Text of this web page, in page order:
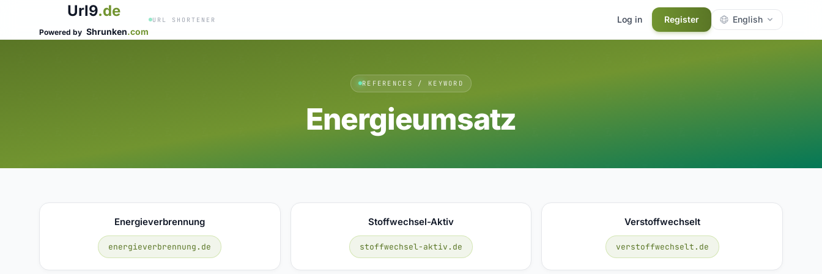
Url9.de
Powered by Shrunken.com
URL SHORTENER Log in Register English
REFERENCES / KEYWORD
Energieumsatz
Energieverbrennung
energieverbrennung.de
Stoffwechsel-Aktiv
stoffwechsel-aktiv.de
Verstoffwechselt
verstoffwechselt.de